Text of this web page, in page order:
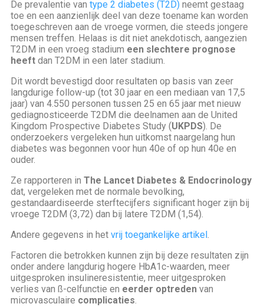
De prevalentie van type 2 diabetes (T2D) neemt gestaag
toe en een aanzienlijk deel van deze toename kan worden
toegeschreven aan de vroege vormen, die steeds jongere
mensen treffen. Helaas is dit niet anekdotisch, aangezien
T2DM in een vroeg stadium een slechtere prognose
heeft dan T2DM in een later stadium.
Dit wordt bevestigd door resultaten op basis van zeer
langdurige follow-up (tot 30 jaar en een mediaan van 17,5
jaar) van 4.550 personen tussen 25 en 65 jaar met nieuw
gediagnosticeerde T2DM die deelnamen aan de United
Kingdom Prospective Diabetes Study (UKPDS). De
onderzoekers vergeleken hun uitkomst naargelang hun
diabetes was begonnen voor hun 40e of op hun 40e en
ouder.
Ze rapporteren in The Lancet Diabetes & Endocrinology
dat, vergeleken met de normale bevolking,
gestandaardiseerde sterftecijfers significant hoger zijn bij
vroege T2DM (3,72) dan bij latere T2DM (1,54).
Andere gegevens in het vrij toegankelijke artikel.
Factoren die betrokken kunnen zijn bij deze resultaten zijn
onder andere langdurig hogere HbA1c-waarden, meer
uitgesproken insulineresistentie, meer uitgesproken
verlies van ß-celfunctie en eerder optreden van
microvasculaire complicaties.